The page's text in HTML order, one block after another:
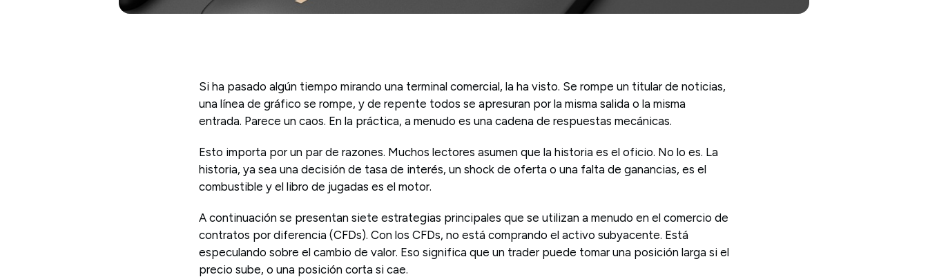
Si ha pasado algún tiempo mirando una terminal comercial, la ha visto. Se rompe un titular de noticias,
una línea de gráfico se rompe, y de repente todos se apresuran por la misma salida o la misma
entrada. Parece un caos. En la práctica, a menudo es una cadena de respuestas mecánicas.
Esto importa por un par de razones. Muchos lectores asumen que la historia es el oficio. No lo es. La
historia, ya sea una decisión de tasa de interés, un shock de oferta o una falta de ganancias, es el
combustible y el libro de jugadas es el motor.
A continuación se presentan siete estrategias principales que se utilizan a menudo en el comercio de
contratos por diferencia (CFDs). Con los CFDs, no está comprando el activo subyacente. Está
especulando sobre el cambio de valor. Eso significa que un trader puede tomar una posición larga si el
precio sube, o una posición corta si cae.